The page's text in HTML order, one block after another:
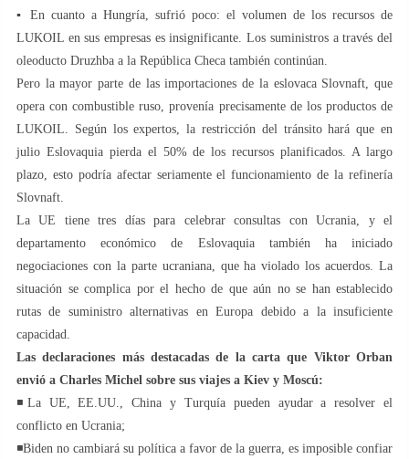
▪️ En cuanto a Hungría, sufrió poco: el volumen de los recursos de
LUKOIL en sus empresas es insignificante. Los suministros a través del
oleoducto Druzhba a la República Checa también continúan.
Pero la mayor parte de las importaciones de la eslovaca Slovnaft, que
opera con combustible ruso, provenía precisamente de los productos de
LUKOIL. Según los expertos, la restricción del tránsito hará que en
julio Eslovaquia pierda el 50% de los recursos planificados. A largo
plazo, esto podría afectar seriamente el funcionamiento de la refinería
Slovnaft.
La UE tiene tres días para celebrar consultas con Ucrania, y el
departamento económico de Eslovaquia también ha iniciado
negociaciones con la parte ucraniana, que ha violado los acuerdos. La
situación se complica por el hecho de que aún no se han establecido
rutas de suministro alternativas en Europa debido a la insuficiente
capacidad.
Las declaraciones más destacadas de la carta que Viktor Orban
envió a Charles Michel sobre sus viajes a Kiev y Moscú:
◾️La UE, EE.UU., China y Turquía pueden ayudar a resolver el
conflicto en Ucrania;
◾️Biden no cambiará su política a favor de la guerra, es imposible confiar